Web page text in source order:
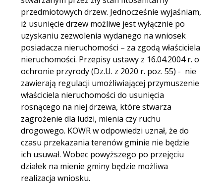
przedmiotowych drzew. Jednocześnie wyjaśniam,
iż usunięcie drzew możliwe jest wyłącznie po
uzyskaniu zezwolenia wydanego na wniosek
posiadacza nieruchomości – za zgodą właściciela
nieruchomości. Przepisy ustawy z 16.04.2004 r. o
ochronie przyrody (Dz.U. z 2020 r. poz. 55) - nie
zawierają regulacji umożliwiającej przymuszenie
właściciela nieruchomości do usunięcia
rosnącego na niej drzewa, które stwarza
zagrożenie dla ludzi, mienia czy ruchu
drogowego. KOWR w odpowiedzi uznał, że do
czasu przekazania terenów gminie nie będzie
ich usuwał. Wobec powyższego po przejęciu
działek na mienie gminy będzie możliwa
realizacja wniosku.